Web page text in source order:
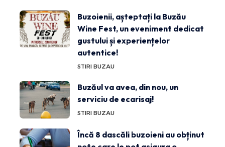
Buzoienii, așteptați la Buzău
Wine Fest, un eveniment dedicat
gustului și experiențelor
autentice!
STIRI BUZAU
Buzăul va avea, din nou, un
serviciu de ecarisaj!
STIRI BUZAU
Încă 8 dascăli buzoieni au obținut